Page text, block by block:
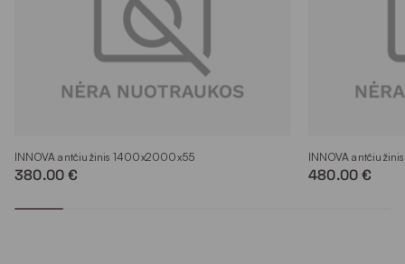
INNOVA antčiužinis 1400x2000x55
380.00 €
INNOVA
480.00 €